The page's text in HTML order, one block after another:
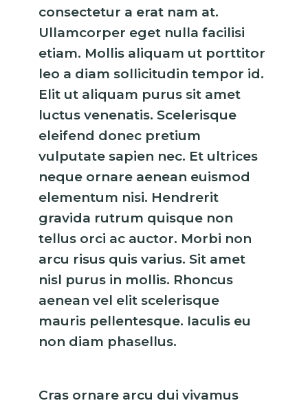
consectetur a erat nam at.
Ullamcorper eget nulla facilisi
etiam. Mollis aliquam ut porttitor
leo a diam sollicitudin tempor id.
Elit ut aliquam purus sit amet
luctus venenatis. Scelerisque
eleifend donec pretium
vulputate sapien nec. Et ultrices
neque ornare aenean euismod
elementum nisi. Hendrerit
gravida rutrum quisque non
tellus orci ac auctor. Morbi non
arcu risus quis varius. Sit amet
nisl purus in mollis. Rhoncus
aenean vel elit scelerisque
mauris pellentesque. Iaculis eu
non diam phasellus.
Cras ornare arcu dui vivamus